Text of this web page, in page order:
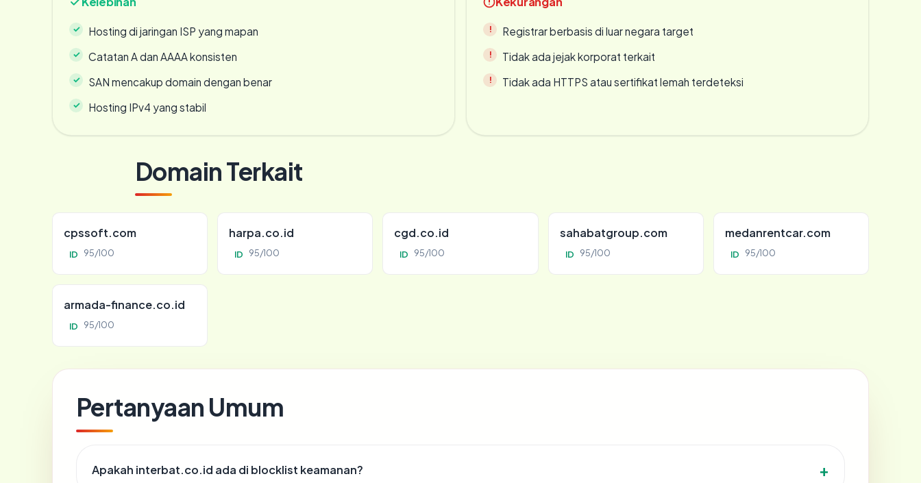
Hosting di jaringan ISP yang mapan
Catatan A dan AAAA konsisten
SAN mencakup domain dengan benar
Hosting IPv4 yang stabil
Registrar berbasis di luar negara target
Tidak ada jejak korporat terkait
Tidak ada HTTPS atau sertifikat lemah terdeteksi
Domain Terkait
cpssoft.com
ID 95/100
harpa.co.id
ID 95/100
cgd.co.id
ID 95/100
sahabatgroup.com
ID 95/100
medanrentcar.com
ID 95/100
armada-finance.co.id
ID 95/100
Pertanyaan Umum
Apakah interbat.co.id ada di blocklist keamanan?